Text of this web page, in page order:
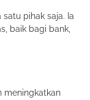
pihak saja. Ia
baik bagi bank,
meningkatkan